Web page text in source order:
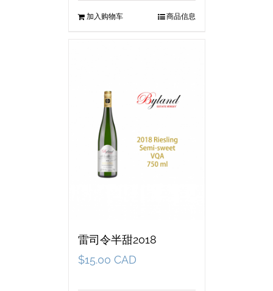
加入购物车 商品信息
雷司令半甜2018
$15.00 CAD